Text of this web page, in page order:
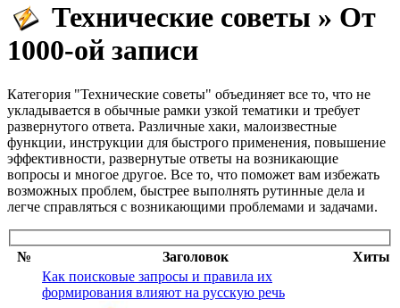
Технические советы » От
1000-ой записи
Категория "Технические советы" объединяет все то, что не
укладывается в обычные рамки узкой тематики и требует
развернутого ответа. Различные хаки, малоизвестные
функции, инструкции для быстрого применения, повышение
эффективности, развернутые ответы на возникающие
вопросы и многое другое. Все то, что поможет вам избежать
возможных проблем, быстрее выполнять рутинные дела и
легче справляться с возникающими проблемами и задачами.
№ Заголовок Хиты
Как поисковые запросы и правила их
формирования влияют на русскую речь